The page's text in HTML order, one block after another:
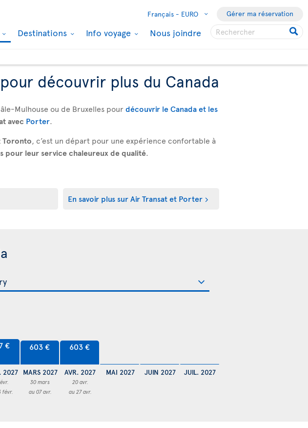
Français - EURO Gérer ma réservation
Destinations Info voyage Nous joindre
découvrir plus du Canada
Mulhouse ou de Bruxelles pourdécouvrir le Canada et les
avec Porter.
Toronto, c’est un départ pour une expérience confortable à
pour leur service chaleureux de qualité.
En savoir plus sur Air Transat et Porter
€
2027
févr.
603 €
MARS 2027
30 mars
au 07 avr.
603 €
AVR. 2027
20 avr.
au 27 avr.
MAI 2027 JUIN 2027 JUIL. 2027